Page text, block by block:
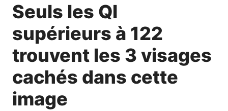
Seuls les QI
supérieurs à 122
trouvent les 3 visages
cachés dans cette
image